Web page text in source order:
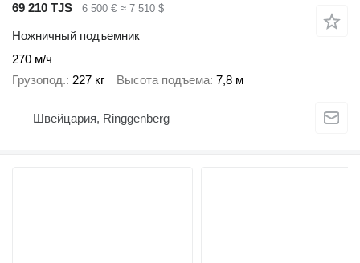
69 210 TJS
6 500 € ≈ 7 510 $
Ножничный подъемник
270 м/ч
Грузопод. 227 кг Высота подъема 7,8 м
Швейцария, Ringgenberg